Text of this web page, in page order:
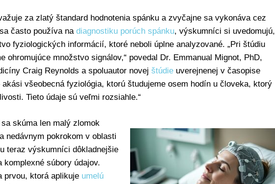
za zlatý štandard hodnotenia spánku a zvyčajne sa vykonáva cez
často používa na diagnostiku porúch spánku, výskumníci si uvedomujú,
fyziologických informácií, ktoré neboli úplne analyzované. „Pri štúdiu
ohromujúce množstvo signálov,“ povedal Dr. Emmanual Mignot, PhD,
Craig Reynolds a spoluautor novej štúdie uverejnenej v časopise
akási všeobecná fyziológia, ktorú študujeme osem hodín u človeka, ktorý
Tieto údaje sú veľmi rozsiahle.“
skúma len malý zlomok
nedávnym pokrokom v oblasti
teraz výskumníci dôkladnejšie
súbory údajov.
prvou, ktorá aplikuje umelú